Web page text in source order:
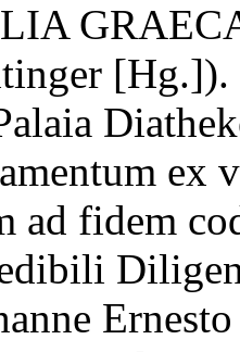
[Hg.]).
ex
ad fidem